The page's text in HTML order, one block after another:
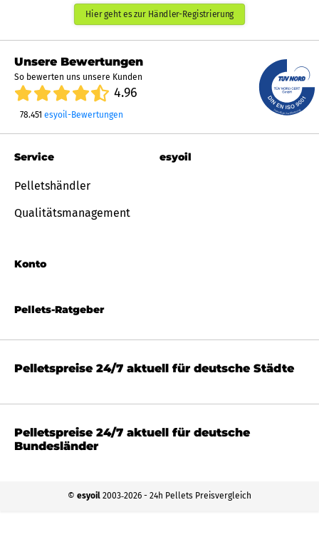
Hier geht es zur Händler-Registrierung
Unsere Bewertungen
So bewerten uns unsere Kunden
4.96
78.451 esyoil-Bewertungen
Pellets-Ratgeber
Service
Pelletshändler
Qualitätsmanagement
Konto
esyoil
Pelletspreise 24/7 aktuell für deutsche Städte
Pelletspreise 24/7 aktuell für deutsche
Bundesländer
© esyoil 2003‐2026 - 24h Pellets Preisvergleich